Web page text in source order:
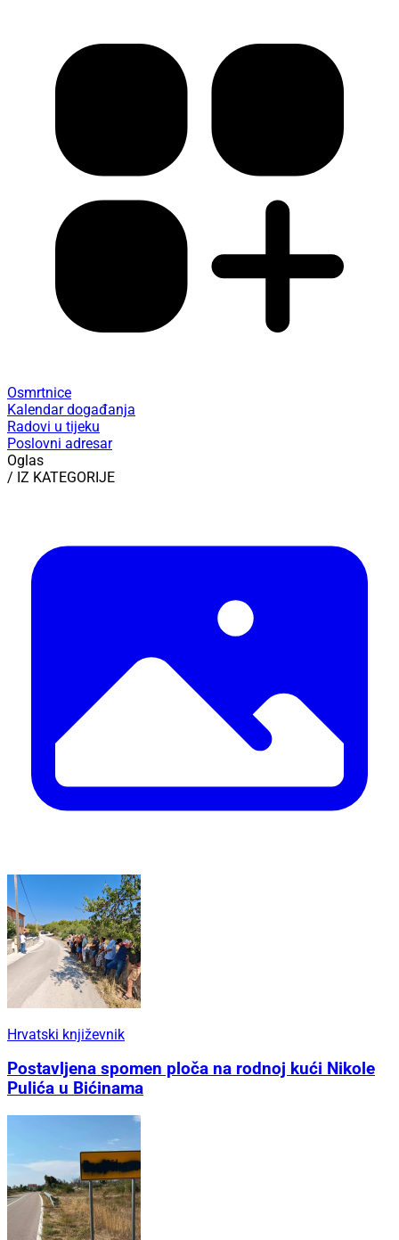
Osmrtnice
Kalendar događanja
Radovi u tijeku
Poslovni adresar
Oglas
/ IZ KATEGORIJE
Hrvatski književnik
Postavljena spomen ploča na rodnoj kući Nikole
Pulića u Bićinama